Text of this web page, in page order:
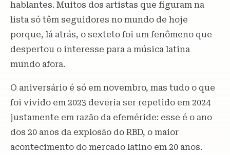
hablantes. Muitos dos artistas que figuram na
lista só têm seguidores no mundo de hoje
porque, lá atrás, o sexteto foi um fenômeno que
despertou o interesse para a música latina
mundo afora.
O aniversário é só em novembro, mas tudo o que
foi vivido em 2023 deveria ser repetido em 2024
justamente em razão da efeméride: esse é o ano
dos 20 anos da explosão do RBD, o maior
acontecimento do mercado latino em 20 anos.